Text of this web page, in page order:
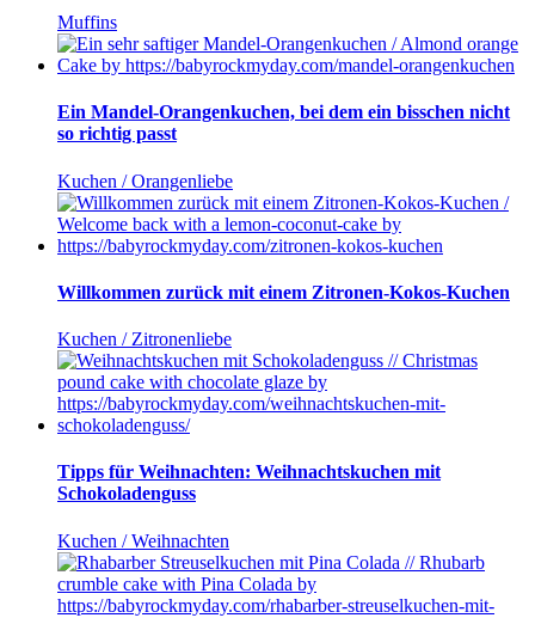
Muffins
Ein Mandel-Orangenkuchen, bei dem ein bisschen nicht
so richtig passt
Kuchen / Orangenliebe
Willkommen zurück mit einem Zitronen-Kokos-Kuchen
Kuchen / Zitronenliebe
Tipps für Weihnachten: Weihnachtskuchen mit
Schokoladenguss
Kuchen / Weihnachten